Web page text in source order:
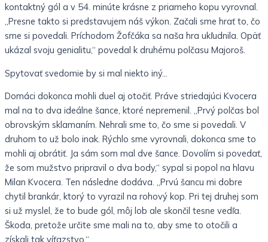
kontaktný gól a v 54. minúte krásne z priameho kopu vyrovnal.
„Presne takto si predstavujem náš výkon. Začali sme hrať to, čo
sme si povedali. Príchodom Žofčáka sa naša hra ukľudnila. Opäť
ukázal svoju genialitu,“ povedal k druhému polčasu Majoroš.
Spytovať svedomie by si mal niekto iný…
Domáci dokonca mohli duel aj otočiť. Práve striedajúci Kvocera
mal na to dva ideálne šance, ktoré nepremenil. „Prvý polčas bol
obrovským sklamaním. Nehrali sme to, čo sme si povedali. V
druhom to už bolo inak. Rýchlo sme vyrovnali, dokonca sme to
mohli aj obrátiť. Ja sám som mal dve šance. Dovolím si povedať,
že som mužstvo pripravil o dva body,“ sypal si popol na hlavu
Milan Kvocera. Ten následne dodáva. „Prvú šancu mi dobre
chytil brankár, ktorý to vyrazil na rohový kop. Pri tej druhej som
si už myslel, že to bude gól, môj lob ale skončil tesne vedľa.
Škoda, pretože určite sme mali na to, aby sme to otočili a
získali tak víťazstvo.“